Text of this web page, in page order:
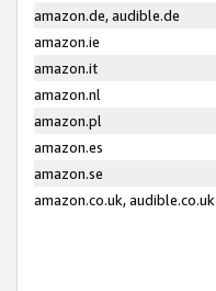
amazon.de, audible.de
amazon.ie
amazon.it
amazon.nl
amazon.pl
amazon.es
amazon.se
amazon.co.uk, audible.co.uk